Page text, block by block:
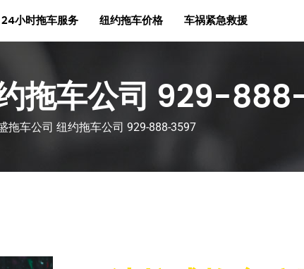
24小时拖车服务 纽约拖车价格 车祸紧急救援
拖车公司 929-
拖车公司 纽约拖车公司 929-888-3597